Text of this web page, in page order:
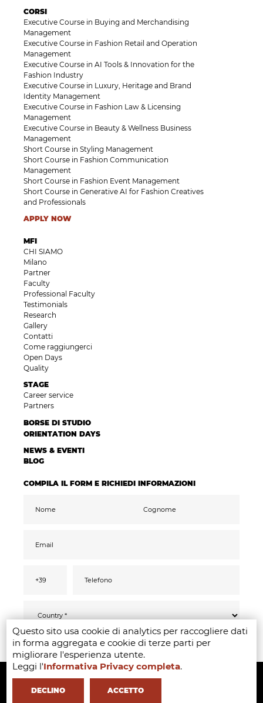
Questo sito usa cookie di analytics per raccogliere dati
in forma aggregata e cookie di terze parti per
migliorare l'esperienza utente.
Leggi l'Informativa Privacy completa.
DECLINO ACCETTO
CORSI
Executive Course in Buying and Merchandising
Management
Executive Course in Fashion Retail and Operation
Management
Executive Course in AI Tools & Innovation for the
Fashion Industry
Executive Course in Luxury, Heritage and Brand
Identity Management
Executive Course in Fashion Law & Licensing
Management
Executive Course in Beauty & Wellness Business
Management
Short Course in Styling Management
Short Course in Fashion Communication
Management
Short Course in Fashion Event Management
Short Course in Generative AI for Fashion Creatives
and Professionals
APPLY NOW
MFI
CHI SIAMO
Milano
Partner
Faculty
Professional Faculty
Testimonials
Research
Gallery
Contatti
Come raggiungerci
Open Days
Quality
STAGE
Career service
Partners
BORSE DI STUDIO
ORIENTATION DAYS
NEWS & EVENTI
BLOG
COMPILA IL FORM E RICHIEDI INFORMAZIONI
Ai sensi del GDPR 2016/679, confermo di aver
letto compreso ed acconsentito
all’informativa privacy
Accetto il trattamento dati ai fini di ricevere
comunicazioni promozionali e offerte
mail
Copyright ©2020-2024 - Milano Fashion Institute - Via Durando 38 -